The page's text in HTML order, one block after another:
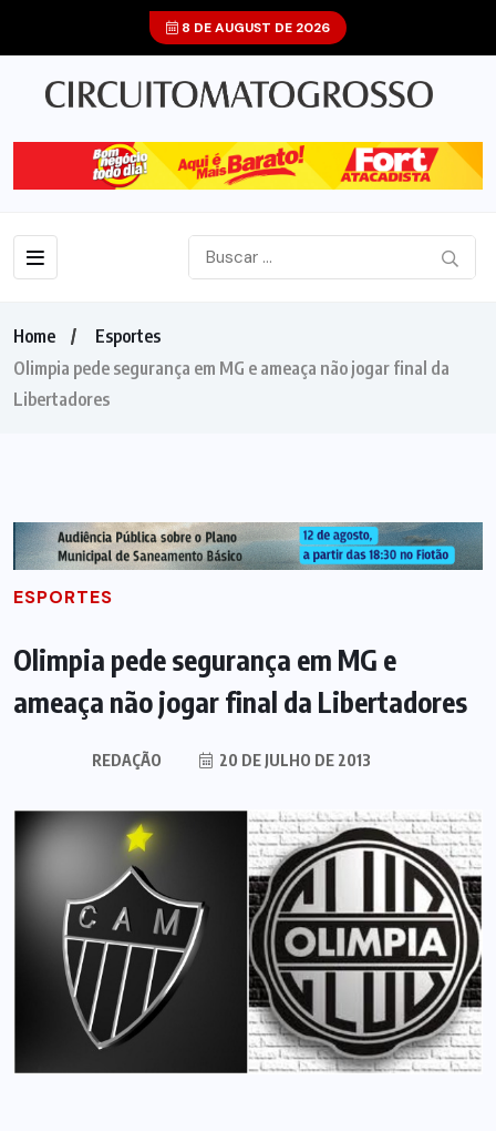
8 DE AUGUST DE 2026
Home
Esportes
Olimpia pede segurança em MG e ameaça não jogar final da
Libertadores
ESPORTES
Olimpia pede segurança em MG e
ameaça não jogar final da Libertadores
REDAÇÃO 20 DE JULHO DE 2013